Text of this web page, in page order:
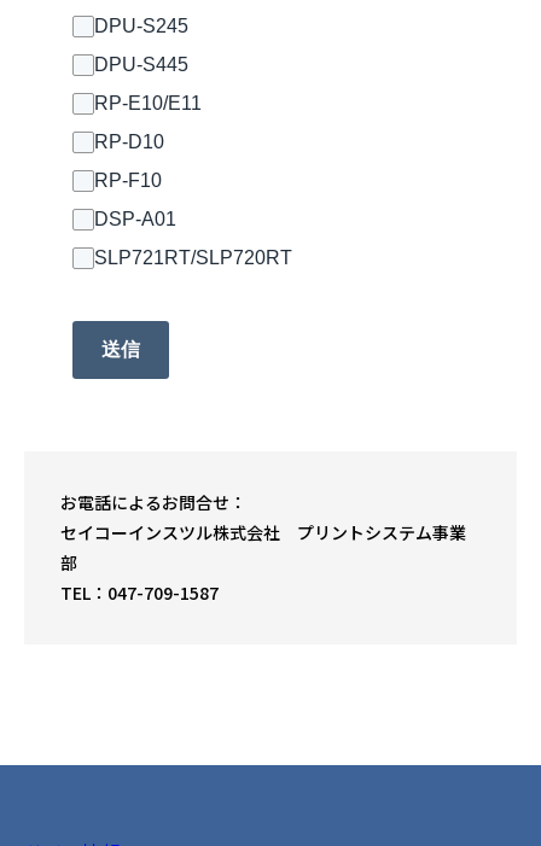
DPU-S245
DPU-S445
RP-E10/E11
RP-D10
RP-F10
DSP-A01
SLP721RT/SLP720RT
送信
お電話によるお問合せ：
セイコーインスツル株式会社 プリントシステム事業
部
TEL：047-709-1587